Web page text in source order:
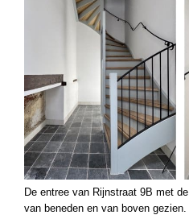
De entree van Rijnstraat 9B met
van beneden en van boven gezien.